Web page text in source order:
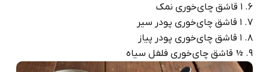
1 قاشق چای‌خوری نمک
1 قاشق چای‌خوری پودر سیر
1 قاشق چای‌خوری پودر پیاز
½ قاشق چای‌خوری فلفل سیاه